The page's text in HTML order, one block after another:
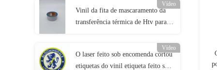
Vídeo
Vinil da fita de mascaramento da
transferência térmica de Htv para a
Vídeo
O laser feito sob encomenda cortou
etiquetas do vinil etiqueta feito sob